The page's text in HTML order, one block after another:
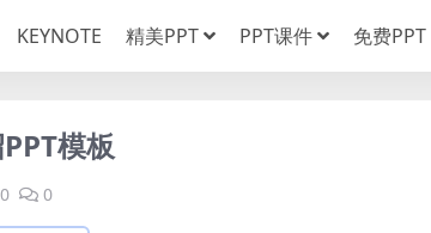
KEYNOTE 精美PPT PPT课件 免费PPT
模板
0